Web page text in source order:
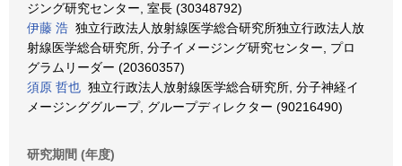
ジング研究センター, 室長 (30348792)
伊藤 浩 独立行政法人放射線医学総合研究所独立行政法人放
射線医学総合研究所, 分子イメージング研究センター, プロ
グラムリーダー (20360357)
須原 哲也 独立行政法人放射線医学総合研究所, 分子神経イ
メージンググループ, グループディレクター (90216490)
研究期間 (年度)